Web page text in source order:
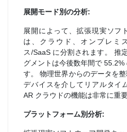
展開モード別の分析:
展開によって、拡張現実ソフ
は、クラウド、オンプレミ
ス/SaaS に分割されます。 推
グメントは今後数年間で 55.2%
す。 物理世界からのデータを
デバイスを介してリアルタイ
AR クラウドの機能は非常に重要
プラットフォーム別分析: